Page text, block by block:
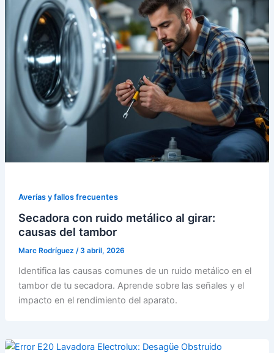
Averías y fallos frecuentes
Secadora con ruido metálico al girar:
causas del tambor
Marc Rodríguez /3 abril, 2026
Identifica las causas comunes de un ruido metálico en el
tambor de tu secadora. Aprende sobre las señales y el
impacto en el rendimiento del aparato.